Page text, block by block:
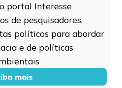
portal Interesse
de pesquisadores,
políticos para abordar
e de políticas
mais